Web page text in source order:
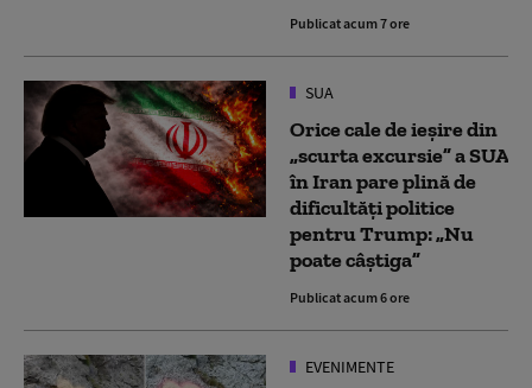
Publicat acum 7 ore
SUA
Orice cale de ieșire din
„scurta excursie” a SUA
în Iran pare plină de
dificultăți politice
pentru Trump: „Nu
poate câștiga”
Publicat acum 6 ore
EVENIMENTE